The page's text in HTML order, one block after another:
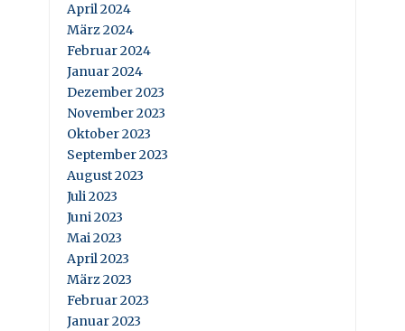
April 2024
März 2024
Februar 2024
Januar 2024
Dezember 2023
November 2023
Oktober 2023
September 2023
August 2023
Juli 2023
Juni 2023
Mai 2023
April 2023
März 2023
Februar 2023
Januar 2023